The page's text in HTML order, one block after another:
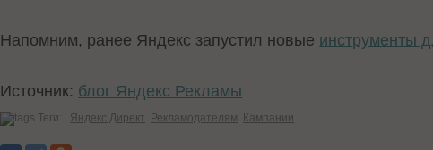
Напомним, ранее Яндекс запустил новые инструменты
Источник: блог Яндекс Рекламы
Теги: Яндекс Директ Рекламодателям Кампании